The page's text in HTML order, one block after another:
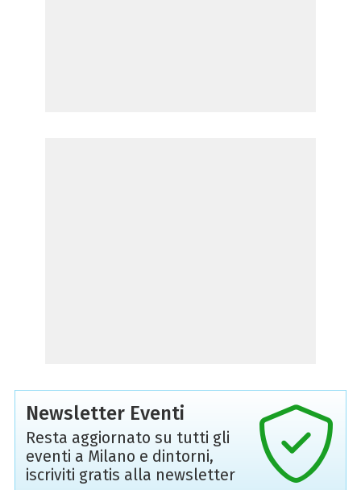
Newsletter Eventi
Resta aggiornato su tutti gli
eventi a Milano e dintorni,
iscriviti gratis alla newsletter